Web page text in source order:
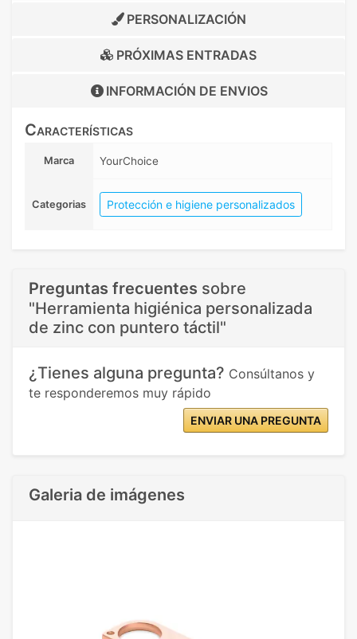
PERSONALIZACIÓN
PRÓXIMAS ENTRADAS
INFORMACIÓN DE ENVIOS
Características
Marca YourChoice
Categorias Protección e higiene personalizados
Preguntas frecuentes sobre
"Herramienta higiénica personalizada
de zinc con puntero táctil"
¿Tienes alguna pregunta? Consúltanos y
te responderemos muy rápido
ENVIAR UNA PREGUNTA
Galeria de imágenes